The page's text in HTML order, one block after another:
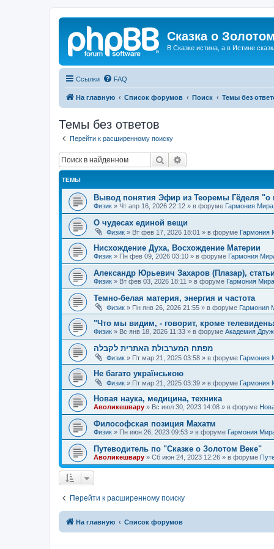
Сказка о
В Сказке истина, а в Истине
Ссылки FAQ
На главную Список форумов Поиск Темы без
Темы без ответов
Перейти к расширенному поиску
Поиск
ТЕМЫ
Вывод понятия Эфир из Теоремы Гёделя "о
Физик » Чт апр 16, 2026 22:12 » в форуме Гармония Мира
О чудесах единой вещи
Физик » Вт фев 17, 2026 18:01 » в форуме Гармония
Нисхождение Духа, Восхождение Материи
Физик » Пн фев 09, 2026 03:10 » в форуме Гармония
Александр Юрьевич Захаров (Плазар), статьи
Физик » Вт фев 03, 2026 18:11 » в форуме Гармония Мира
Темно-белая материя, энергия и частота
Физик » Пн янв 26, 2026 21:55 » в форуме Гармония
"Что мы видим, - говорит, кроме
Физик » Вс янв 18, 2026 11:33 » в форуме Академия
מפתח המערבולת האתרית לקבלה
Физик » Пт мар 21, 2025 03:58 » в форуме Гармония
Не багато українською
Физик » Пт мар 21, 2025 03:39 » в форуме Гармония
Новая наука, медицина, техника
Аволикешвару » Вс июл 30, 2023 14:08 » в форуме
Философская позиция Махатм
Физик » Пн июн 26, 2023 09:53 » в форуме Гармония
Путеводитель по "Сказке о Золотом Веке"
Аволикешвару » Сб июн 24, 2023 12:26 » в форуме
Перейти к расширенному поиску
На главную Список форумов